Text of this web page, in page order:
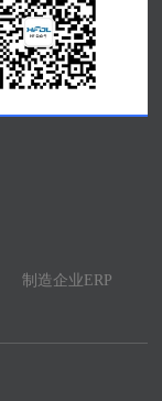
制造企业ERP